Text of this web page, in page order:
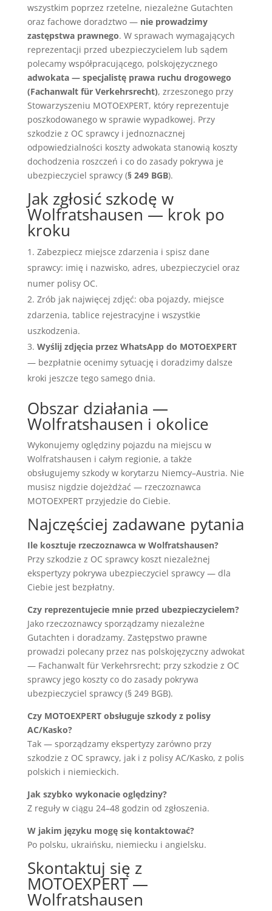
wszystkim poprzez rzetelne, niezależne Gutachten
oraz fachowe doradztwo — nie prowadzimy
zastępstwa prawnego. W sprawach wymagających
reprezentacji przed ubezpieczycielem lub sądem
polecamy współpracującego, polskojęzycznego
adwokata — specjalistę prawa ruchu drogowego
(Fachanwalt für Verkehrsrecht), zrzeszonego przy
Stowarzyszeniu MOTOEXPERT, który reprezentuje
poszkodowanego w sprawie wypadkowej. Przy
szkodzie z OC sprawcy i jednoznacznej
odpowiedzialności koszty adwokata stanowią koszty
dochodzenia roszczeń i co do zasady pokrywa je
ubezpieczyciel sprawcy (§ 249 BGB).
Jak zgłosić szkodę w
Wolfratshausen — krok po
kroku
Zabezpiecz miejsce zdarzenia i spisz dane
sprawcy: imię i nazwisko, adres, ubezpieczyciel oraz
numer polisy OC.
Zrób jak najwięcej zdjęć: oba pojazdy, miejsce
zdarzenia, tablice rejestracyjne i wszystkie
uszkodzenia.
Wyślij zdjęcia przez WhatsApp do MOTOEXPERT
— bezpłatnie ocenimy sytuację i doradzimy dalsze
kroki jeszcze tego samego dnia.
Obszar działania —
Wolfratshausen i okolice
Wykonujemy oględziny pojazdu na miejscu w
Wolfratshausen i całym regionie, a także
obsługujemy szkody w korytarzu Niemcy–Austria. Nie
musisz nigdzie dojeżdżać — rzeczoznawca
MOTOEXPERT przyjedzie do Ciebie.
Najczęściej zadawane pytania
Ile kosztuje rzeczoznawca w Wolfratshausen?
Przy szkodzie z OC sprawcy koszt niezależnej
ekspertyzy pokrywa ubezpieczyciel sprawcy — dla
Ciebie jest bezpłatny.
Czy reprezentujecie mnie przed ubezpieczycielem?
Jako rzeczoznawcy sporządzamy niezależne
Gutachten i doradzamy. Zastępstwo prawne
prowadzi polecany przez nas polskojęzyczny adwokat
— Fachanwalt für Verkehrsrecht; przy szkodzie z OC
sprawcy jego koszty co do zasady pokrywa
ubezpieczyciel sprawcy (§ 249 BGB).
Czy MOTOEXPERT obsługuje szkody z polisy
AC/Kasko?
Tak — sporządzamy ekspertyzy zarówno przy
szkodzie z OC sprawcy, jak i z polisy AC/Kasko, z polis
polskich i niemieckich.
Jak szybko wykonacie oględziny?
Z reguły w ciągu 24–48 godzin od zgłoszenia.
W jakim języku mogę się kontaktować?
Po polsku, ukraińsku, niemiecku i angielsku.
Skontaktuj się z
MOTOEXPERT —
Wolfratshausen